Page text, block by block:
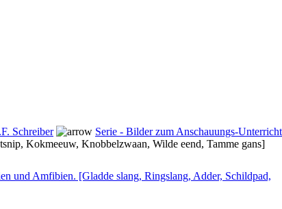
Schreiber
Serie - Bilder zum Anschauungs-
Kokmeeuw, Knobbelzwaan, Wilde eend, Tamme gans]
und Amfibien. [Gladde slang, Ringslang, Adder, Schildpad,